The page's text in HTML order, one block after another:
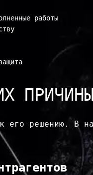
работы
ПРИЧИНЫ
его решению. В